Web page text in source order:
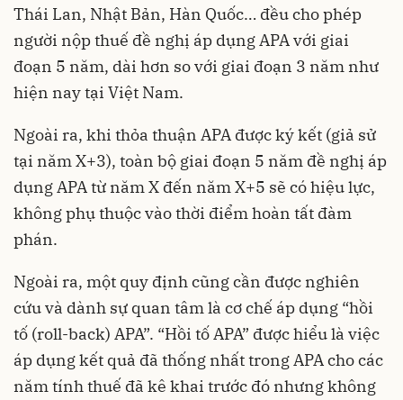
Thái Lan, Nhật Bản, Hàn Quốc… đều cho phép
người nộp thuế đề nghị áp dụng APA với giai
đoạn 5 năm, dài hơn so với giai đoạn 3 năm như
hiện nay tại Việt Nam.
Ngoài ra, khi thỏa thuận APA được ký kết (giả sử
tại năm X+3), toàn bộ giai đoạn 5 năm đề nghị áp
dụng APA từ năm X đến năm X+5 sẽ có hiệu lực,
không phụ thuộc vào thời điểm hoàn tất đàm
phán.
Ngoài ra, một quy định cũng cần được nghiên
cứu và dành sự quan tâm là cơ chế áp dụng “hồi
tố (roll-back) APA”. “Hồi tố APA” được hiểu là việc
áp dụng kết quả đã thống nhất trong APA cho các
năm tính thuế đã kê khai trước đó nhưng không